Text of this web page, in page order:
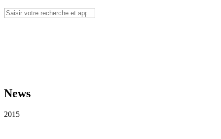
News
2015